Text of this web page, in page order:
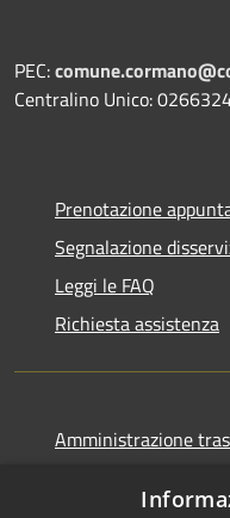
PEC:
Centralino Unico:
Prenotazione
Segnalazione
Leggi le FAQ
Richiesta assistenza
Amministrazione